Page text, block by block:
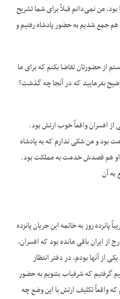
من نمی‌دانم قبلاً برای شما تشریح
جمع شدیم به حضور پادشاه رفتیم و
از حضورتان تقاضا بکنم که برای ما
بفرمایید که در آنجا چه گذشت؟
افسران واقعاً خوب ارتش بود.
و من شکی ندارم که به پادشاه
هم قصدش خدمت به مملکت بود.
به آن
روز به خاتمه این جریان پانزده
ایران باقی مانده بود که افسران،
از آنها بودم، در دفتر انتظار
گرفتیم که شرفیاب بشویم به حضور
واقعاً تکلیف ارتش با این وضع چه